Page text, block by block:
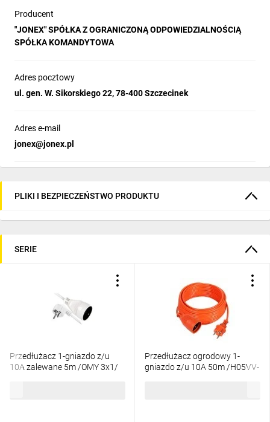
Producent
"JONEX" SPÓŁKA Z OGRANICZONĄ ODPOWIEDZIALNOŚCIĄ
SPÓŁKA KOMANDYTOWA
Adres pocztowy
ul. gen. W. Sikorskiego 22, 78-400 Szczecinek
Adres e-mail
jonex@jonex.pl
PLIKI I BEZPIECZEŃSTWO PRODUKTU
SERIE
Przedłużacz 1-gniazdo z/u
10A zalewane 5m /OMY 3x1/
Przedłużacz ogrodowy 1-
gniazdo z/u 10A 50m /H05VV-